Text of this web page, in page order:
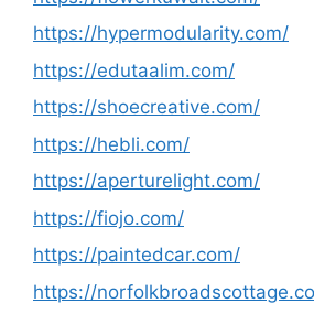
https://hypermodularity.com/
https://edutaalim.com/
https://shoecreative.com/
https://hebli.com/
https://aperturelight.com/
https://fiojo.com/
https://paintedcar.com/
https://